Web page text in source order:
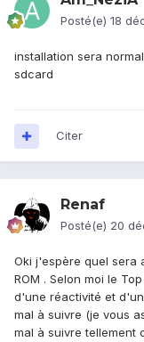
Posté(e) 18
installation sera
sdcard
Citer
Renaf
Posté(e) 20
Oki j'espère quel sera
ROM . Selon moi le
d'une réactivité et
mal à suivre (je vous
mal à suivre tellement